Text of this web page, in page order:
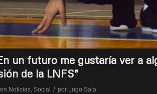
un futuro me gustaría ver a
de la LNFS”
en Noticias, Social / por Lugo Sala